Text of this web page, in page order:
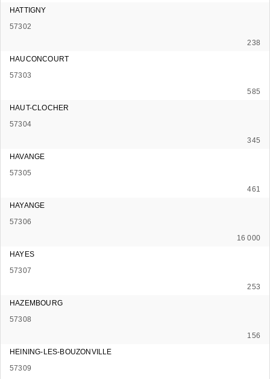
HATTIGNY
57302
238
HAUCONCOURT
57303
585
HAUT-CLOCHER
57304
345
HAVANGE
57305
461
HAYANGE
57306
16 000
HAYES
57307
253
HAZEMBOURG
57308
156
HEINING-LES-BOUZONVILLE
57309